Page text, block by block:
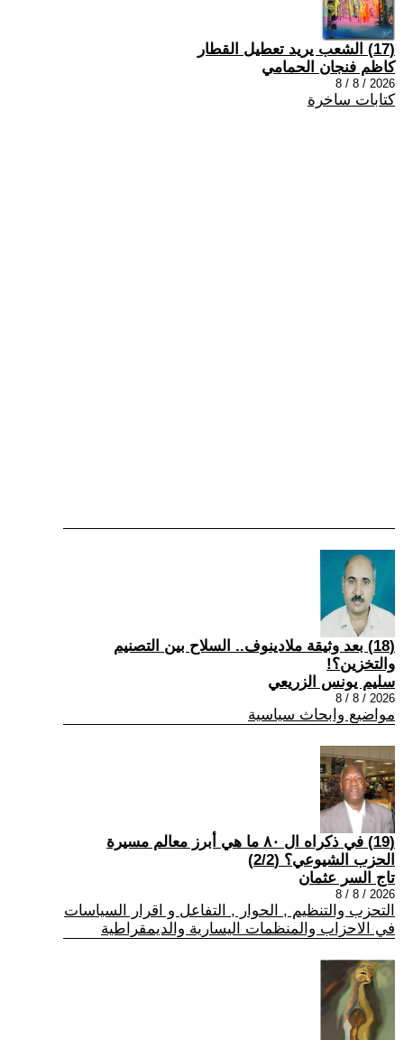
(17) الشعب يريد تعطيل القطار
كاظم فنجان الحمامي
2026 / 8 / 8
كتابات ساخرة
(18) بعد وثيقة ملادينوف.. السلاح بين التصنيم
والتخزين؟!
سليم يونس الزريعي
2026 / 8 / 8
مواضيع وابحاث سياسية
(19) في ذكراه ال ٨٠ ما هي أبرز معالم مسيرة
الحزب الشيوعي؟ (2/2)
تاج السر عثمان
2026 / 8 / 8
التحزب والتنظيم , الحوار , التفاعل و اقرار السياسات
في الاحزاب والمنظمات اليسارية والديمقراطية